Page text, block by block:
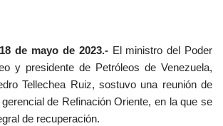
de mayo de 2023.-El ministro del Poder
y presidente de Petróleos de Venezuela,
Tellechea Ruiz, sostuvo una reunión de
de Refinación Oriente, en la que se
de recuperación.